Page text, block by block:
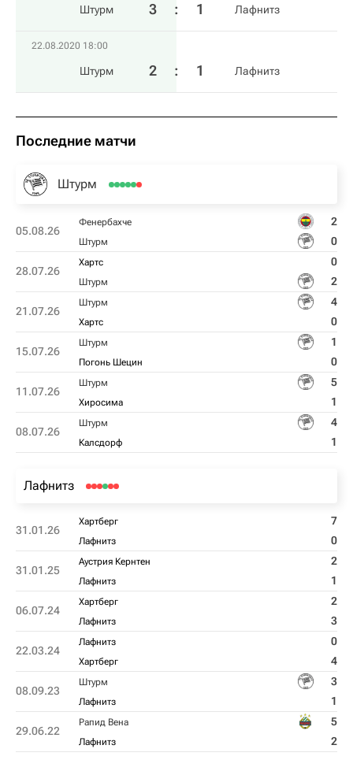
Штурм 3 : 1 Лафнитз
22.08.2020 18:00
Штурм 2 : 1 Лафнитз
Последние матчи
Штурм
05.08.26
Фенербахче 2
Штурм 0
28.07.26
Хартс 0
Штурм 2
21.07.26
Штурм 4
Хартс 0
15.07.26
Штурм 1
Погонь Шецин 0
11.07.26
Штурм 5
Хиросима 1
08.07.26
Штурм 4
Калсдорф 1
Лафнитз
31.01.26
Хартберг 7
Лафнитз 0
31.01.25
Аустрия Кернтен 2
Лафнитз 1
06.07.24
Хартберг 2
Лафнитз 3
22.03.24
Лафнитз 0
Хартберг 4
08.09.23
Штурм 3
Лафнитз 1
29.06.22
Рапид Вена 5
Лафнитз 2